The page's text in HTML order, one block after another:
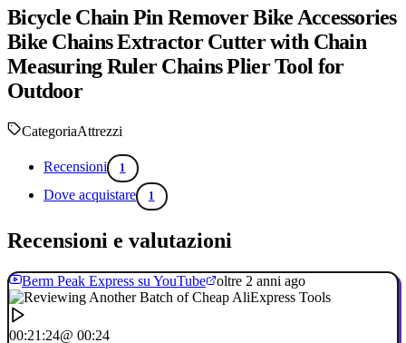
Bicycle Chain Pin Remover Bike Accessories
Bike Chains Extractor Cutter with Chain
Measuring Ruler Chains Plier Tool for
Outdoor
CategoriaAttrezzi
Recensioni 1
Dove acquistare 1
Recensioni e valutazioni
Berm Peak Express su YouTube oltre 2 anni ago
00:21:24@ 00:24